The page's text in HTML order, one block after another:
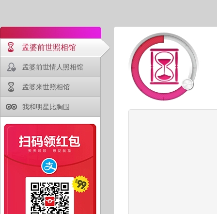
孟婆前世照相馆
孟婆前世情人照相馆
孟婆来世照相馆
我和明星比胸围